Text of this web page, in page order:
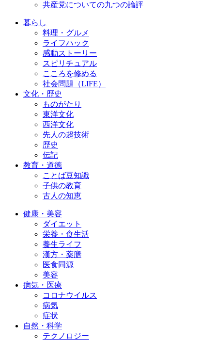
共産党についての九つの論評
暮らし
料理・グルメ
ライフハック
感動ストーリー
スピリチュアル
こころを修める
社会問題（LIFE）
文化・歴史
ものがたり
東洋文化
西洋文化
先人の超技術
歴史
伝記
教育・道徳
ことば豆知識
子供の教育
古人の知恵
健康・美容
ダイエット
栄養・食生活
養生ライフ
漢方・薬膳
医食同源
美容
病気・医療
コロナウイルス
病気
症状
自然・科学
テクノロジー